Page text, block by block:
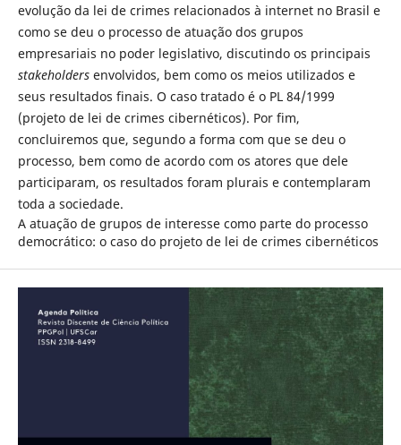
evolução da lei de crimes relacionados à internet no Brasil e
como se deu o processo de atuação dos grupos
empresariais no poder legislativo, discutindo os principais
stakeholdersenvolvidos, bem como os meios utilizados e
seus resultados finais. O caso tratado é o PL 84/1999
(projeto de lei de crimes cibernéticos). Por fim,
concluiremos que, segundo a forma com que se deu o
processo, bem como de acordo com os atores que dele
participaram, os resultados foram plurais e contemplaram
toda a sociedade.
A atuação de grupos de interesse como parte do processo
democrático: o caso do projeto de lei de crimes cibernéticos